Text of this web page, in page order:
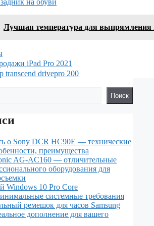
Лучшая температура для выпрямления
iPad Pro 2021
transcend drivepro 200
Поиск
о Sony DCR HC90E — технические
преимущества
AG-AC160 — отличительные
оборудования для
Windows 10 Pro Core
системные требования
ремешок для часов Samsung
дополнение для вашего